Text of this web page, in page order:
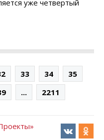
уже четвертый
33 34
35
... 2211